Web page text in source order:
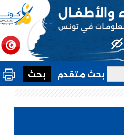
بحث متقدم